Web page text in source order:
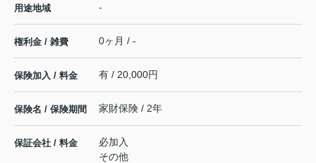
用途地域 -
権利金 / 雑費 0ヶ月 / -
保険加入 / 料金 有 / 20,000円
保険名 / 保険期間 家財保険 / 2年
保証会社 / 料金
必加入
その他